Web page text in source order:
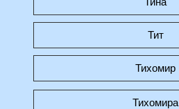
Тит
Тихомир
Тихомира